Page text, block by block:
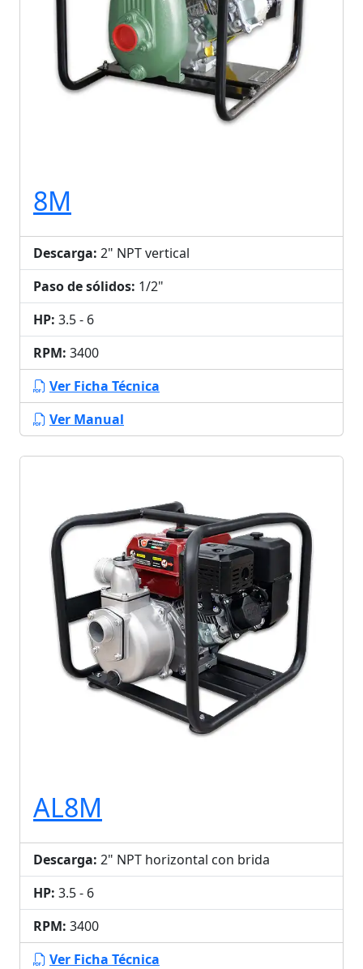
8M
Descarga: 2" NPT vertical
Paso de sólidos: 1/2"
HP: 3.5 - 6
RPM: 3400
Ver Ficha Técnica
Ver Manual
AL8M
Descarga: 2" NPT horizontal con brida
HP: 3.5 - 6
RPM: 3400
Ver Ficha Técnica